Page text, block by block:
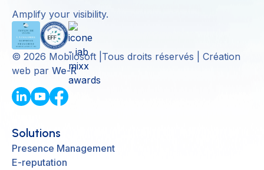
Amplify your visibility.
© 2026 Mobilosoft |Tous droits réservés | Création
web par We-R
Solutions
Presence Management
E-reputation